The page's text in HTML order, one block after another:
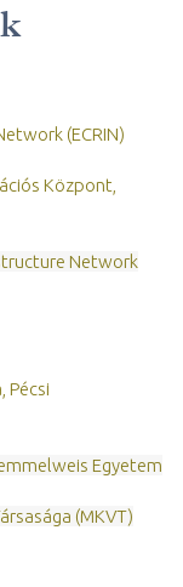
(ECRIN)
Központ,
Network
Pécsi
Egyetem
(MKVT)